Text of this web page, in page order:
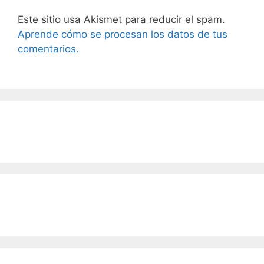
Este sitio usa Akismet para reducir el spam.
Aprende cómo se procesan los datos de tus
comentarios.